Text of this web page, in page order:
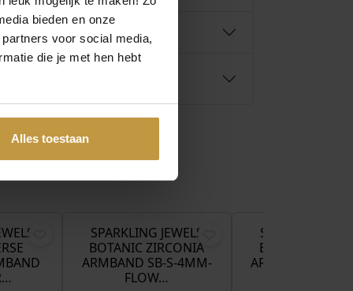
bieden en onze
voor social media,
die je met hen hebt
Alles toestaan
SPARKLING JEWELS
BOTANIC ZIRCONIA
ARMBAND SB-S-4MM-
FLOW…
SPARKLING
BOTANIC
ARMBAND SB-